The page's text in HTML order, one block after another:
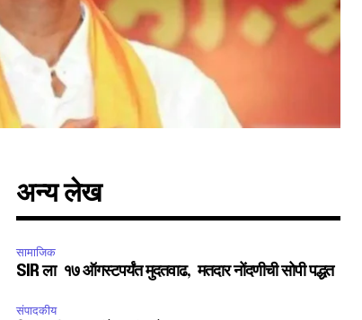
अन्य लेख
सामाजिक
SIR ला १७ ऑगस्टपर्यंत मुदतवाढ, मतदार नोंदणीची सोपी पद्धत
संपादकीय